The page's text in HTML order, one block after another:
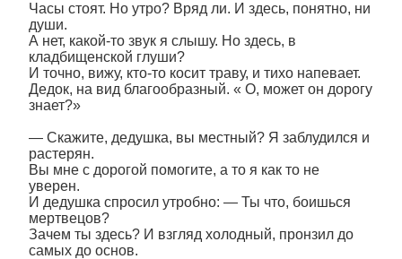
Часы стоят. Но утро? Вряд ли. И здесь, понятно, ни
души.
А нет, какой-то звук я слышу. Но здесь, в
кладбищенской глуши?
И точно, вижу, кто-то косит траву, и тихо напевает.
Дедок, на вид благообразный. « О, может он дорогу
знает?»
― Скажите, дедушка, вы местный? Я заблудился и
растерян.
Вы мне с дорогой помогите, а то я как то не
уверен.
И дедушка спросил утробно: ― Ты что, боишься
мертвецов?
Зачем ты здесь? И взгляд холодный, пронзил до
самых до основ.